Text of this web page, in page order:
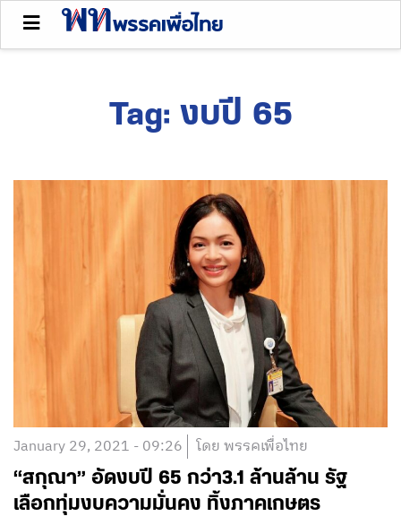
Tag: งบปี 65
January 29, 2021 - 09:26 โดย พรรคเพื่อไทย
“สกุณา” อัดงบปี 65 กว่า3.1 ล้านล้าน รัฐ
เลือกทุ่มงบความมั่นคง ทิ้งภาคเกษตร